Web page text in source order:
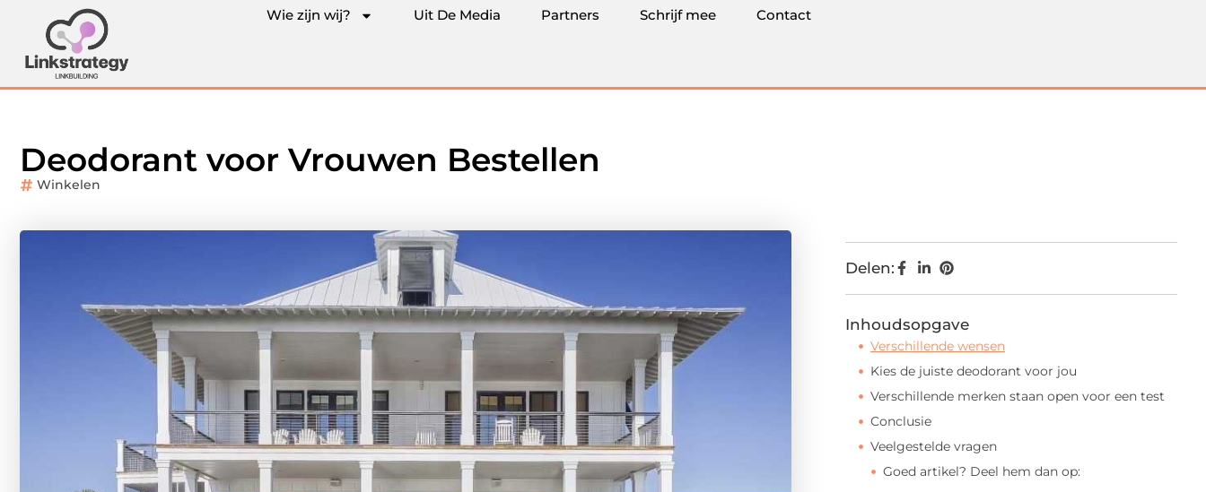
Wie zijn wij? Uit De Media Partners Schrijf mee Contact
Deodorant voor Vrouwen Bestellen
Winkelen
Delen:
Inhoudsopgave
Verschillende wensen
Kies de juiste deodorant voor jou
Verschillende merken staan open voor een test
Conclusie
Veelgestelde vragen
Goed artikel? Deel hem dan op: